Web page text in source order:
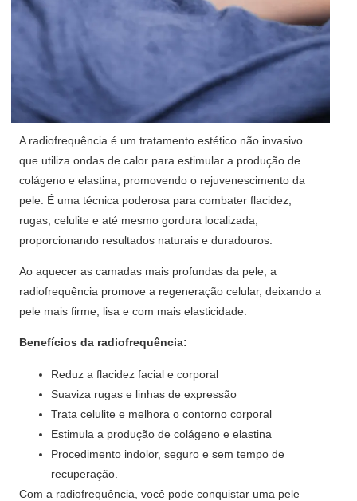
A radiofrequência é um tratamento estético não invasivo
que utiliza ondas de calor para estimular a produção de
colágeno e elastina, promovendo o rejuvenescimento da
pele. É uma técnica poderosa para combater flacidez,
rugas, celulite e até mesmo gordura localizada,
proporcionando resultados naturais e duradouros.
Ao aquecer as camadas mais profundas da pele, a
radiofrequência promove a regeneração celular, deixando a
pele mais firme, lisa e com mais elasticidade.
Benefícios da radiofrequência:
Reduz a flacidez facial e corporal
Suaviza rugas e linhas de expressão
Trata celulite e melhora o contorno corporal
Estimula a produção de colágeno e elastina
Procedimento indolor, seguro e sem tempo de
recuperação.
Com a radiofrequência, você pode conquistar uma pele